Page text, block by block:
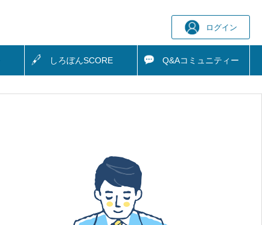
ログイン
しろぼんSCORE Q&Aコミュニティー